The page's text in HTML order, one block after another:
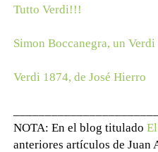
Tutto Verdi!!!
Simon Boccanegra, un
Verdi 1874, de José Hierro
NOTA: En el blog titulado
anteriores artículos de Juan